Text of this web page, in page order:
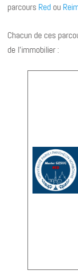
parcours Red ou
Chacun de ces
de l’immobilier :